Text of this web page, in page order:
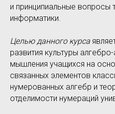
и принципиальные вопросы
информатики.
Целью данного курса
развития культуры
мышления учащихся на
связанных элементов
нумерованных алгебр и
отделимости нумераций